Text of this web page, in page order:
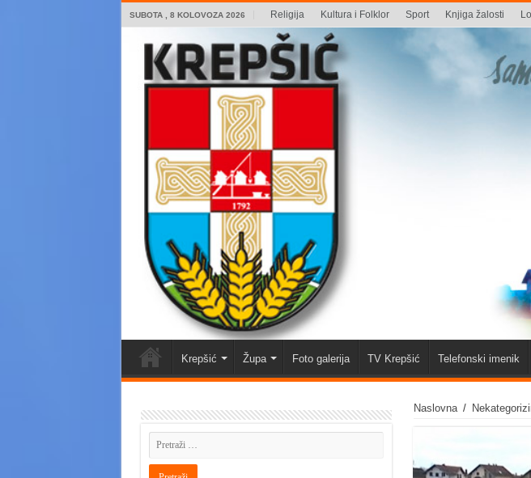
SUBOTA , 8 KOLOVOZA 2026 Religija Kultura i Folklor Sport Knjiga žalosti
Krepšić Župa Foto galerija TV Krepšić Telefonski imenik
Naslovna /